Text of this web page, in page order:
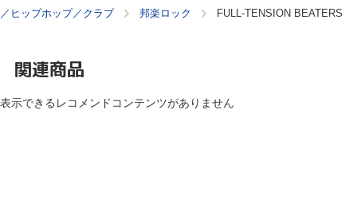
ヒップホップ／クラブ 邦楽ロック FULL-TENSION BEATERS
関連商品
表示できるレコメンドコンテンツがありません